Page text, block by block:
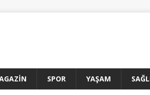
SPOR YAŞAM